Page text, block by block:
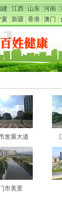
建 江西 山东 河南
夏 新疆 香港 澳门
发展大道
市美景